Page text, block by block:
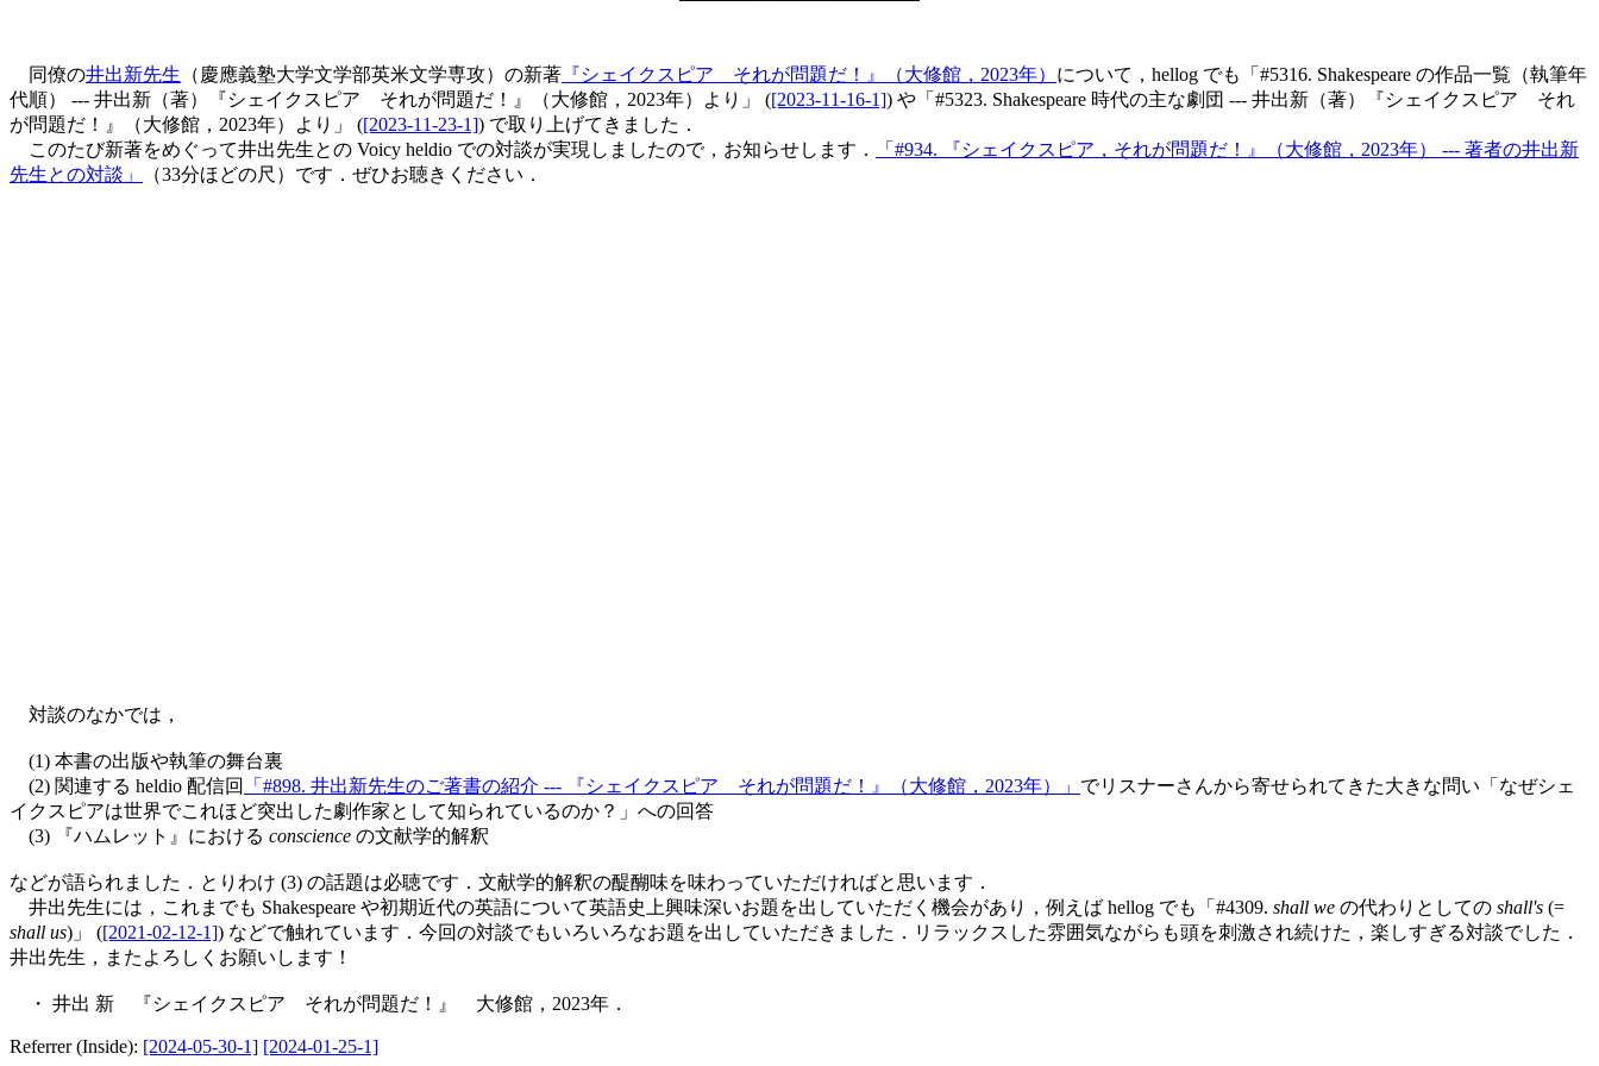
同僚の井出新先生 （慶應義塾大学文学部英米文学専攻）の新著 『シェイクスピア それが問題だ！』（大修館，2023年） について，hellog でも「#5316. Shakespeare の作品一覧（執筆年
代順） --- 井出新（著）『シェイクスピア それが問題だ！』（大修館，2023年）より」 ([2023-11-16-1]) や「#5323. Shakespeare 時代の主な劇団 --- 井出新（著）『シェイクスピア それ
が問題だ！』（大修館，2023年）より」 ([2023-11-23-1]) で取り上げてきました．
このたび新著をめぐって井出先生との Voicy heldio での対談が実現しましたので，お知らせします．
「#934. 『シェイクスピア，それが問題だ！』（大修館，2023年） --- 著者の井出新
先生との対談」
（33分ほどの尺）です．ぜひお聴きください．
対談のなかでは，
(1) 本書の出版や執筆の舞台裏
(2) 関連する heldio 配信回
「#898. 井出新先生のご著書の紹介 --- 『シェイクスピア それが問題だ！』（大修館，2023年）」 でリスナーさんから寄せられてきた大きな問い「なぜシェ
イクスピアは世界でこれほど突出した劇作家として知られているのか？」への回答
(3) 『ハムレット』における conscience の文献学的解釈
などが語られました．とりわけ (3) の話題は必聴です．文献学的解釈の醍醐味を味わっていただければと思います．
井出先生には，これまでも Shakespeare や初期近代の英語について英語史上興味深いお題を出していただく機会があり，例えば hellog でも「#4309. shall we の代わりとしての shall's (=
shall us)」 ([2021-02-12-1]) などで触れています．今回の対談でもいろいろなお題を出していただきました．リラックスした雰囲気ながらも頭を刺激され続けた，楽しすぎる対談でした．
井出先生，またよろしくお願いします！
・ 井出 新 『シェイクスピア それが問題だ！』 大修館，2023年．
Referrer (Inside): [2024-05-30-1] [2024-01-25-1]